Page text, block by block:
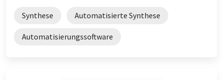
Synthese Automatisierte Synthese
Automatisierungssoftware